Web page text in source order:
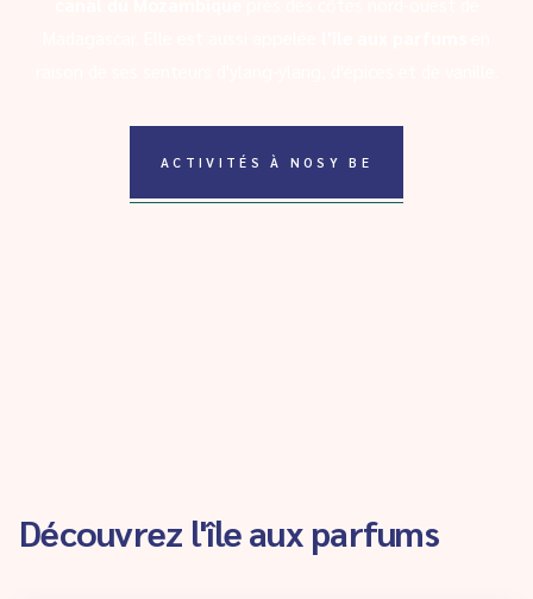
ACTIVITÉS À NOSY BE
Découvrez l'île aux parfums